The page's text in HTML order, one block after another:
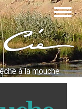
à la mouche